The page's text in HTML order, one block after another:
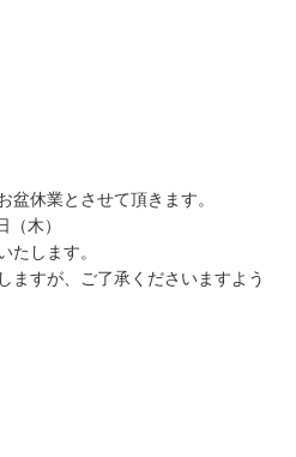
盆休業とさせて頂きます。
木）
たします。
ますが、ご了承くださいますよう